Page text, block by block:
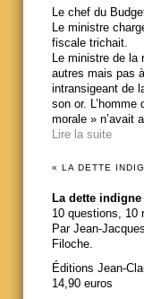
Le chef du
Le ministre
fiscale trichait.
Le ministre de la
autres mais pas
intransigeant de
son or.
morale » n’avait
Lire la suite
« LA DETTE
La dette indigne
10 questions, 10
Par Jean-
Filoche.
Éditions Jean-
14,90 euros